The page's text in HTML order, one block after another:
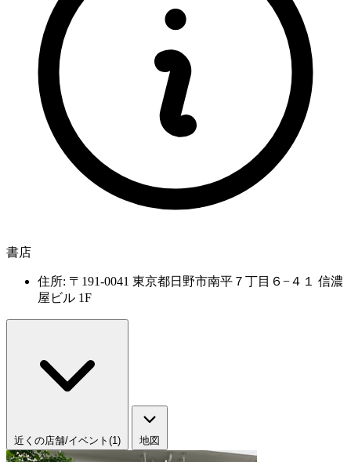
書店
住所: 〒191-0041 東京都日野市南平７丁目６−４１ 信濃
屋ビル 1F
近くの店舗/イベント(1) 地図